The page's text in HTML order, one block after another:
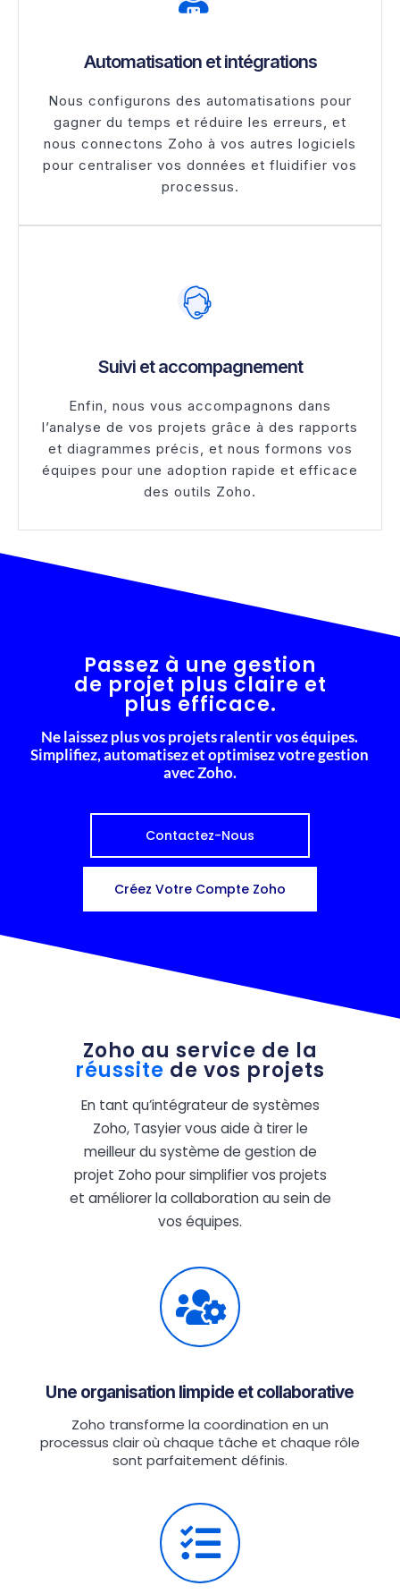
Automatisation et intégrations
Nous configurons des automatisations pour
gagner du temps et réduire les erreurs, et
nous connectons Zoho à vos autres logiciels
pour centraliser vos données et fluidifier vos
processus.
Suivi et accompagnement
Enfin, nous vous accompagnons dans
l’analyse de vos projets grâce à des rapports
et diagrammes précis, et nous formons vos
équipes pour une adoption rapide et efficace
des outils Zoho.
Passez à une gestion
de projet plus claire et
plus efficace.
Ne laissez plus vos projets ralentir vos équipes.
Simplifiez, automatisez et optimisez votre gestion
avec Zoho.
Contactez-Nous
Créez Votre Compte Zoho
Zoho au service de la
réussite de vos projets
En tant qu’intégrateur de systèmes
Zoho, Tasyier vous aide à tirer le
meilleur du système de gestion de
projet Zoho pour simplifier vos projets
et améliorer la collaboration au sein de
vos équipes.
Une organisation limpide et collaborative
Zoho transforme la coordination en un
processus clair où chaque tâche et chaque rôle
sont parfaitement définis.